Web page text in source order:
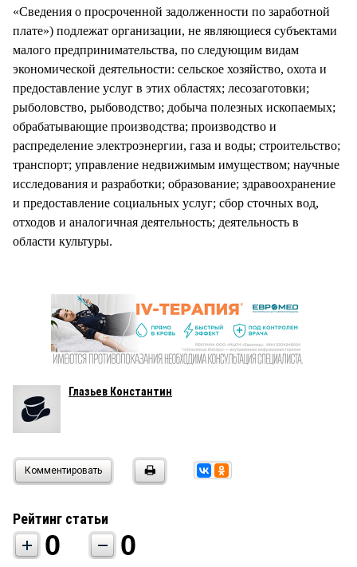
«Сведения о просроченной задолженности по заработной
плате») подлежат организации, не являющиеся субъектами
малого предпринимательства, по следующим видам
экономической деятельности: сельское хозяйство, охота и
предоставление услуг в этих областях; лесозаготовки;
рыболовство, рыбоводство; добыча полезных ископаемых;
обрабатывающие производства; производство и
распределение электроэнергии, газа и воды; строительство;
транспорт; управление недвижимым имуществом; научные
исследования и разработки; образование; здравоохранение
и предоставление социальных услуг; сбор сточных вод,
отходов и аналогичная деятельность; деятельность в
области культуры.
Глазьев Константин
Комментировать
Рейтинг статьи
0 0